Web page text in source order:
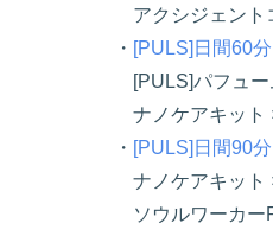
アクシジェント
・ [PULS]日間60
[PULS]パフュ
ナノケアキッ
・ [PULS]日間90
ナノケアキッ
ソウルワーカ